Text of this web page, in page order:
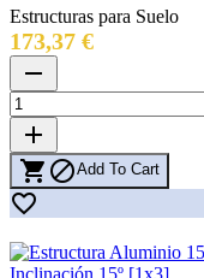
Estructuras para Suelo
173,37 €Precio
remove
add
 Add To Cart
